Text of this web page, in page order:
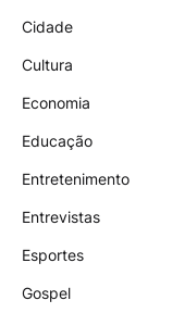
Cidade
Cultura
Economia
Educação
Entretenimento
Entrevistas
Esportes
Gospel